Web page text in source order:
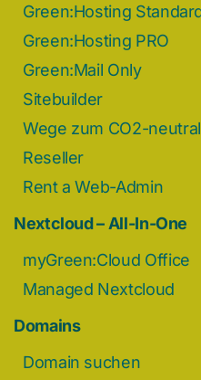
Green:Hosting
Green:Hosting PRO
Green:Mail Only
Sitebuilder
Wege zum CO2-
Reseller
Rent a Web-Admin
Nextcloud – All-In-One
myGreen:Cloud Office
Managed Nextcloud
Domains
Domain suchen